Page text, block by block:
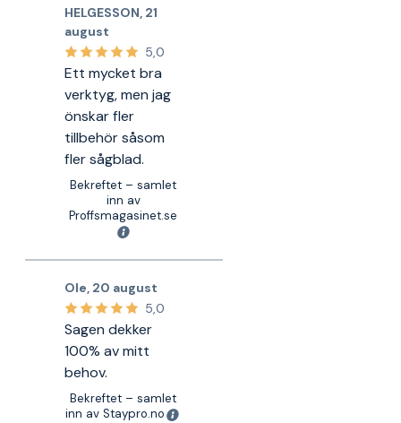
HELGESSON 21
august
5,0
Ett mycket bra
verktyg, men jag
önskar fler
tillbehör såsom
fler sågblad.
Bekreftet – samlet
inn av
Proffsmagasinet.se
Ole 20 august
5,0
Sagen dekker
100% av mitt
behov.
Bekreftet – samlet
inn av Staypro.no